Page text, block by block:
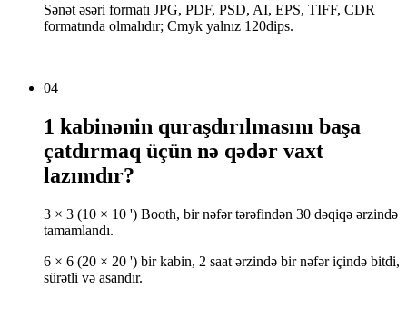
Sənət əsəri formatı JPG, PDF, PSD, AI, EPS, TIFF, CDR
formatında olmalıdır; Cmyk yalnız 120dips.
04
1 kabinənin quraşdırılmasını başa
çatdırmaq üçün nə qədər vaxt
lazımdır?
3 × 3 (10 × 10 ') Booth, bir nəfər tərəfindən 30 dəqiqə ərzində
tamamlandı.
6 × 6 (20 × 20 ') bir kabin, 2 saat ərzində bir nəfər içində bitdi,
sürətli və asandır.